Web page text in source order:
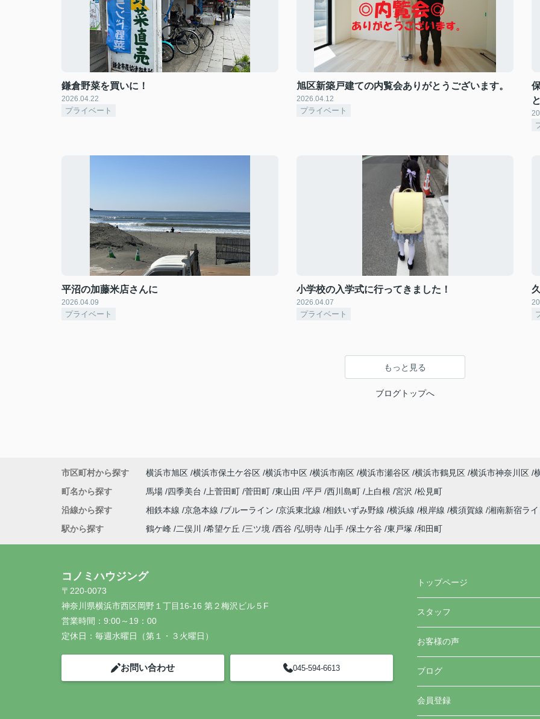
鎌倉野菜を買いに！
2026.04.22
プライベート
旭区新築戸建ての内覧会ありがとうございます。
2026.04.12
プライベート
平沼の加藤米店さんに
2026.04.09
プライベート
小学校の入学式に行ってきました！
2026.04.07
プライベート
もっと見る
ブログトップへ
市区町村から探す 横浜市旭区 横浜市保土ケ谷区 横浜市中区 横浜市南区 横浜市瀬谷区 横浜市鶴見区 横浜市神奈川区
町名から探す
馬場 四季美台 上菅田町 菅田町 東山田 平戸 西川島町 上白根 宮沢
松見町
沿線から探す
相鉄本線 京急本線 ブルーライン 京浜東北線 相鉄いずみ野線 横浜線 根岸線 横須賀線 湘南新宿ラ
駅から探す
鶴ケ峰 二俣川 希望ケ丘 三ツ境 西谷 弘明寺 山手 保土ケ谷 東戸塚 和田町
コノミハウジング
〒220-0073
神奈川県横浜市西区岡野１丁目16-16 第２梅沢ビル５F
営業時間： 9:00～19：00
定休日： 毎週水曜日（第１・３火曜日）
お問い合わせ 045-594-6613
トップページ
スタッフ
お客様の声
ブログ
会員登録